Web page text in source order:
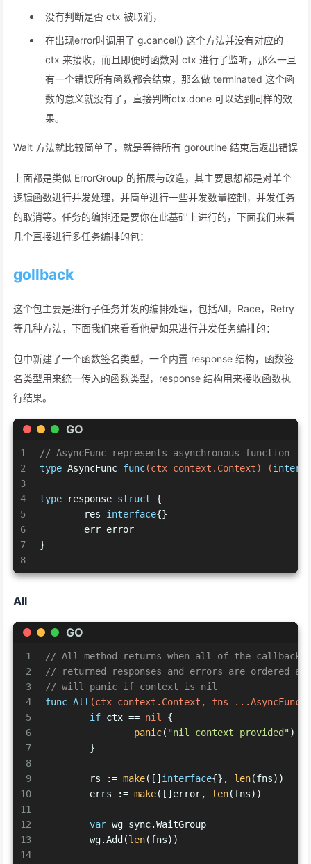
没有判断是否 ctx 被取消，
在出现error时调用了 g.cancel() 这个方法并没有对应的
ctx 来接收，而且即便时函数对 ctx 进行了监听，那么一旦
有一个错误所有函数都会结束，那么做 terminated 这个函
数的意义就没有了，直接判断ctx.done 可以达到同样的效
果。
Wait 方法就比较简单了，就是等待所有 goroutine 结束后返出错误
上面都是类似 ErrorGroup 的拓展与改造，其主要思想都是对单个
逻辑函数进行并发处理，并简单进行一些并发数量控制，并发任务
的取消等。任务的编排还是要你在此基础上进行的，下面我们来看
几个直接进行多任务编排的包：
gollback
这个包主要是进行子任务并发的编排处理，包括All，Race，Retry
等几种方法，下面我们来看看他是如果进行并发任务编排的：
包中新建了一个函数签名类型，一个内置 response 结构，函数签
名类型用来统一传入的函数类型，response 结构用来接收函数执
行结果。
GO
1
2
3
4
5
6
7
8
// AsyncFunc represents asynchronous function
type AsyncFunc func(ctx context.Context) (
type response struct {
	res
interface{}
	err error
}
All
GO
1
2
3
4
5
6
7
8
9
10
11
12
13
14
// All method returns when all of the callbacks
// returned responses and errors are ordered
// will panic if context is nil
func All (ctx context.Context, fns ...AsyncFunc)
if ctx == nil {
panic( "nil context provided")
	}
	rs :=
make([] interface{}, len(fns))
	errs :=
make([]error, len(fns))
var wg sync.WaitGroup
	wg.Add(
len(fns))